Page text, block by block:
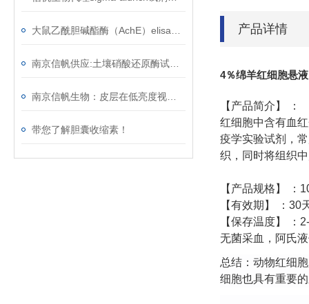
带您了解胆囊收缩素！
产品详情
4％绵羊红细胞悬液
【产品简介】
：
红细胞中含有血
疫学实验试剂，
织，同时将组织
【产品规格】 ：
【有效期】
： 30
【保存温度】
：
无菌采血，阿氏
总结：动物红细
细胞也具有重要